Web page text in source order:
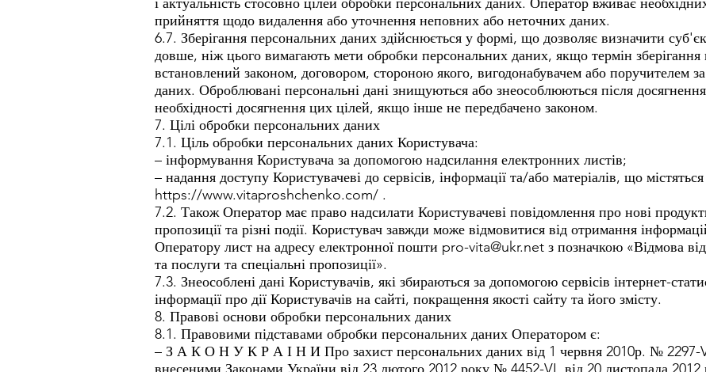
прийняття щодо видалення або уточнення неповних або неточних даних.
6.7. Зберігання персональних даних здійснюється у формі, що дозволяє визначити
довше, ніж цього вимагають мети обробки персональних даних, якщо термін
встановлений законом, договором, стороною якого, вигодонабувачем або поручителем
даних. Оброблювані персональні дані знищуються або знеособлюються після
необхідності досягнення цих цілей, якщо інше не передбачено законом.
7. Цілі обробки персональних даних
7.1. Ціль обробки персональних даних Користувача:
– інформування Користувача за допомогою надсилання електронних листів;
– надання доступу Користувачеві до сервісів, інформації та/або матеріалів, що
https://www.vitaproshchenko.com/ .
7.2. Також Оператор має право надсилати Користувачеві повідомлення про нові
пропозиції та різні події. Користувач завжди може відмовитися від отримання
Оператору лист на адресу електронної пошти pro-vita@ukr.net з позначкою «Відмова
та послуги та спеціальні пропозиції».
7.3. Знеособлені дані Користувачів, які збираються за допомогою сервісів інтернет-
інформації про дії Користувачів на сайті, покращення якості сайту та його змісту.
8. Правові основи обробки персональних даних
8.1. Правовими підставами обробки персональних даних Оператором є:
– З А К О Н У К Р А І Н И Про захист персональних даних від 1 червня 2010р. № 2297-